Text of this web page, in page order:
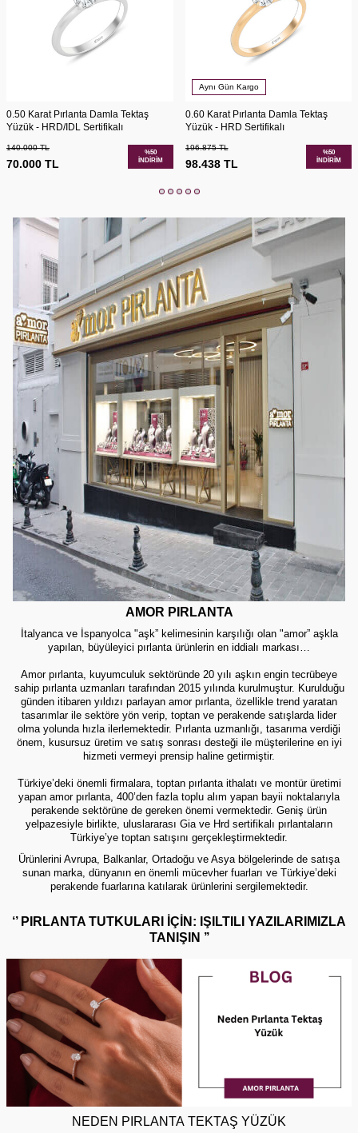
0.50 Karat Pırlanta Damla Tektaş
Yüzük - HRD/IDL Sertifikalı
140.000TL
70.000 TL
%50
İNDIRIM
Aynı Gün Kargo
0.60 Karat Pırlanta Damla Tektaş
Yüzük - HRD Sertifikalı
196.875TL
98.438TL
%50
İNDIRIM
AMOR PIRLANTA
İtalyanca ve İspanyolca "aşk” kelimesinin karşılığı olan "amor” aşkla
yapılan, büyüleyici pırlanta ürünlerin en iddialı markası…
Amor pırlanta, kuyumculuk sektöründe 20 yılı aşkın engin tecrübeye
sahip pırlanta uzmanları tarafından 2015 yılında kurulmuştur. Kurulduğu
günden itibaren yıldızı parlayan amor pırlanta, özellikle trend yaratan
tasarımlar ile sektöre yön verip, toptan ve perakende satışlarda lider
olma yolunda hızla ilerlemektedir. Pırlanta uzmanlığı, tasarıma verdiği
önem, kusursuz üretim ve satış sonrası desteği ile müşterilerine en iyi
hizmeti vermeyi prensip haline getirmiştir.
Türkiye’deki önemli firmalara, toptan pırlanta ithalatı ve montür üretimi
yapan amor pırlanta, 400’den fazla toplu alım yapan bayii noktalarıyla
perakende sektörüne de gereken önemi vermektedir. Geniş ürün
yelpazesiyle birlikte, uluslararası Gia ve Hrd sertifikalı pırlantaların
Türkiye’ye toptan satışını gerçekleştirmektedir.
Ürünlerini Avrupa, Balkanlar, Ortadoğu ve Asya bölgelerinde de satışa
sunan marka, dünyanın en önemli mücevher fuarları ve Türkiye’deki
perakende fuarlarına katılarak ürünlerini sergilemektedir.
‘’ PIRLANTA TUTKULARI İÇİN: IŞILTILI YAZILARIMIZLA
TANIŞIN ’’
NEDEN PIRLANTA TEKTAŞ YÜZÜK